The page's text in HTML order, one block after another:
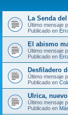
La Senda
Último mensaje
Publicado en
El abismo
Último mensaje
Publicado en
Desfiladero
Último mensaje
Publicado en
Ulrica,
Último mensaje
Publicado en